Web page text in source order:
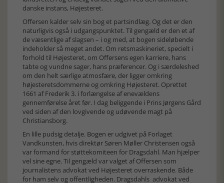
danske instans, Højesteret.
Offersen kalder selv sin bog et partsindlæg. Og det er den
naturligvis også i udgangspunktet. Til gengæld er den et af
de væsentlige af slagsen – i og med, at bogen sideløbende
indeholder så meget andet. Om retsmaskineriet, specielt i
forhold til Højesteret, om Offersens egen karriere, hans
tabte og vundne sager, hans præferencer. Og i særdeleshed
om den helt særlige atmosfære, der ligger omkring
højesteretsdommerne og omkring Højesteret. Oprettet
1661 af Frederik 3. i forlængelse af enevældens
gennemførelse året før. I dag beliggende i Prins Jørgens Gård
ved siden af den lovgivende og udøvende magt på
Christiansborg.
En lille pudsig detalje. Bogen er udgivet på Forlaget
Vandkunsten, hvis direktør Søren Møller Christensen også
var formand for støttekomiteen for Dragsdahl. Man hjælper
vel sine egne. Til gengæld var valget af Offersen som
journalistens advokat ved Højesteret overraskende. Både
for ham selv og offentligheden. Dragsdahls advokat ved